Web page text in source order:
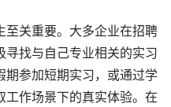
至关重要。大多企业在招聘
寻找与自己专业相关的实习
参加短期实习，或通过学
作场景下的真实体验。在